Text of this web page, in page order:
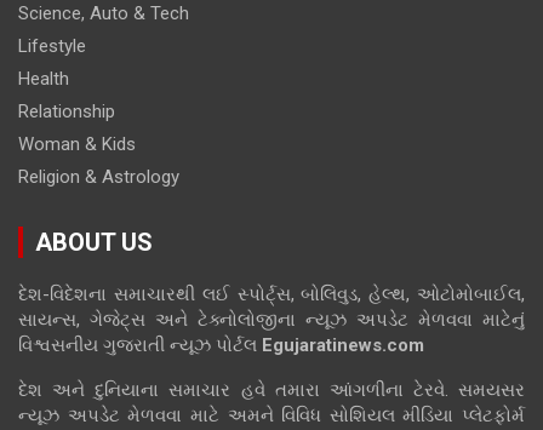
Science, Auto & Tech
Lifestyle
Health
Relationship
Woman & Kids
Religion & Astrology
ABOUT US
દેશ-વિદેશના સમાચારથી લઈ સ્પોર્ટ્સ, બોલિવુડ, હેલ્થ, ઓટોમોબાઈલ,
સાયન્સ, ગેજેટ્સ અને ટેક્નોલોજીના ન્યૂઝ અપડેટ મેળવવા માટેનું
વિશ્વસનીય ગુજરાતી ન્યૂઝ પોર્ટલ Egujaratinews.com
દેશ અને દુનિયાના સમાચાર હવે તમારા આંગળીના ટેરવે. સમયસર
ન્યૂઝ અપડેટ મેળવવા માટે અમને વિવિધ સોશિયલ મીડિયા પ્લેટફોર્મ